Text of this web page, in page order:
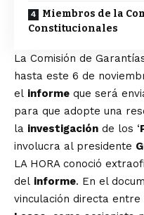
Miembros de la
Constitucionales
La Comisión de
hasta este 6 de
el informe que será
para que adopte una
la investigación de los ‘
involucra al presidente
LA HORA conoció
del informe. En el
vinculación directa